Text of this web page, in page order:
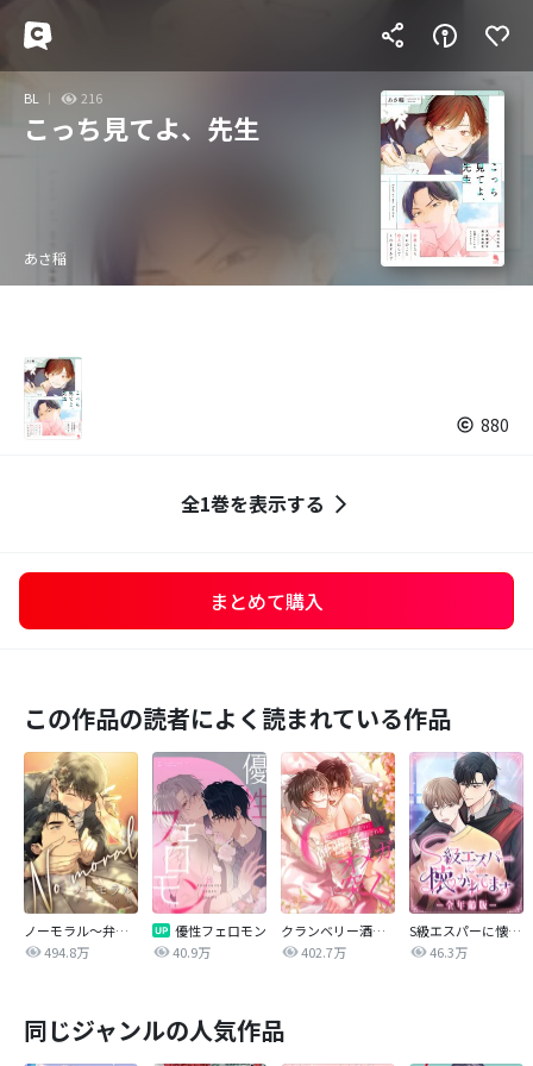
BL 216
こっち見てよ、先生
あさ稲
880
全1巻を表示する
まとめて購入
この作品の読者によく読まれている作品
ノーモラル～弁護士の掟～
494.8万
優性フェロモン
40.9万
クランベリー酒の芳りに惑わされる御曹司はオメガに突く
402.7万
S級エスパーに懐かれてます【全年齢版】
46.3万
同じジャンルの人気作品